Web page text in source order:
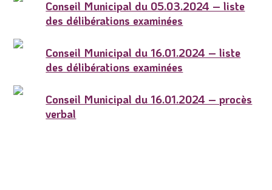
Conseil Municipal du 05.03.2024 – liste
des délibérations examinées
Conseil Municipal du 16.01.2024 – liste
des délibérations examinées
Conseil Municipal du 16.01.2024 – procès
verbal